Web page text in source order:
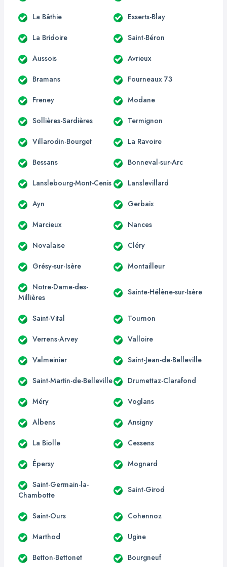
La Bâthie Esserts-Blay
La Bridoire Saint-Béron
Aussois Avrieux
Bramans Fourneaux 73
Freney Modane
Sollières-Sardières Termignon
Villarodin-Bourget La Ravoire
Bessans Bonneval-sur-Arc
Lanslebourg-Mont-Cenis Lanslevillard
Ayn Gerbaix
Marcieux Nances
Novalaise Cléry
Grésy-sur-Isère Montailleur
Notre-Dame-des-
Millières
Sainte-Hélène-sur-Isère
Saint-Vital Tournon
Verrens-Arvey Valloire
Valmeinier Saint-Jean-de-Belleville
Saint-Martin-de-Belleville Drumettaz-Clarafond
Méry Voglans
Albens Ansigny
La Biolle Cessens
Épersy Mognard
Saint-Germain-la-
Chambotte
Saint-Girod
Saint-Ours Cohennoz
Marthod Ugine
Betton-Bettonet Bourgneuf